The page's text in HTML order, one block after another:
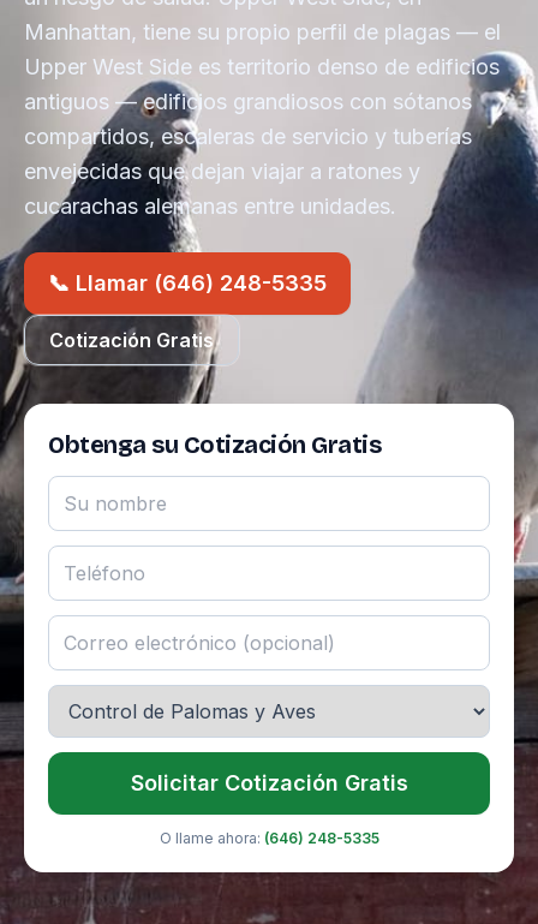
Manhattan, tiene su propio perfil de plagas — el
Upper West Side es territorio denso de edificios
antiguos — edificios grandiosos con sótanos
compartidos, escaleras de servicio y tuberías
envejecidas que dejan viajar a ratones y
cucarachas alemanas entre unidades.
📞 Llamar (646) 248-5335
Cotización Gratis
Obtenga su Cotización Gratis
Solicitar Cotización Gratis
O llame ahora: (646) 248-5335